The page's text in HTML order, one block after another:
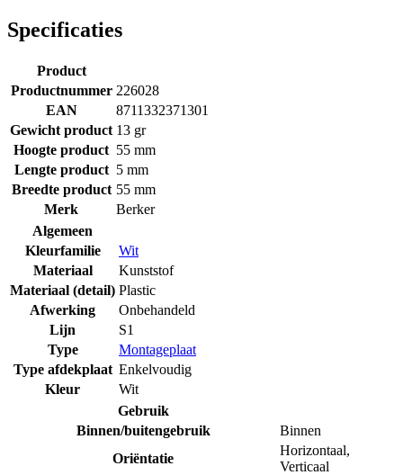
Specificaties
Product
Productnummer 226028
EAN
8711332371301
Gewicht product 13 gr
Hoogte product 55 mm
Lengte product 5 mm
Breedte product 55 mm
Merk
Berker
Algemeen
Kleurfamilie
Wit
Materiaal
Kunststof
Materiaal (detail) Plastic
Afwerking
Onbehandeld
Lijn
S1
Type
Montageplaat
Type afdekplaat Enkelvoudig
Kleur
Wit
Gebruik
Binnen/buitengebruik
Binnen
Oriëntatie
Horizontaal,
Verticaal